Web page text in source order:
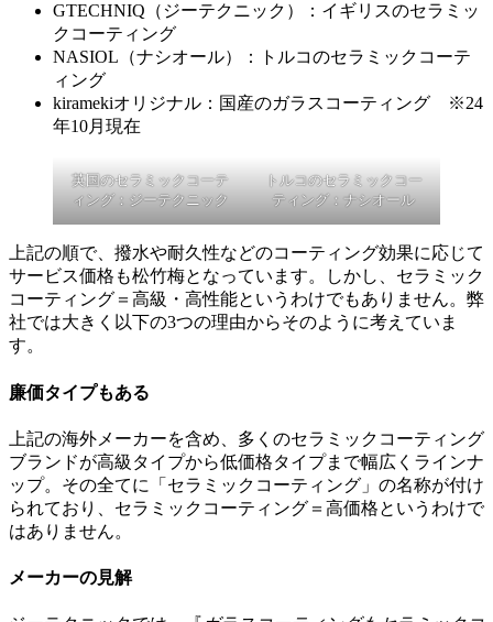
GTECHNIQ（ジーテクニック）：イギリスのセラミッ
クコーティング
NASIOL（ナシオール）：トルコのセラミックコーテ
ィング
kiramekiオリジナル：国産のガラスコーティング ※24
年10月現在
英国のセラミックコーテ
ィング：ジーテクニック
トルコのセラミックコー
ティング：ナシオール
上記の順で、撥水や耐久性などのコーティング効果に応じて
サービス価格も松竹梅となっています。しかし、セラミック
コーティング＝高級・高性能というわけでもありません。弊
社では大きく以下の3つの理由からそのように考えていま
す。
廉価タイプもある
上記の海外メーカーを含め、多くのセラミックコーティング
ブランドが高級タイプから低価格タイプまで幅広くラインナ
ップ。その全てに「セラミックコーティング」の名称が付け
られており、セラミックコーティング＝高価格というわけで
はありません。
メーカーの見解